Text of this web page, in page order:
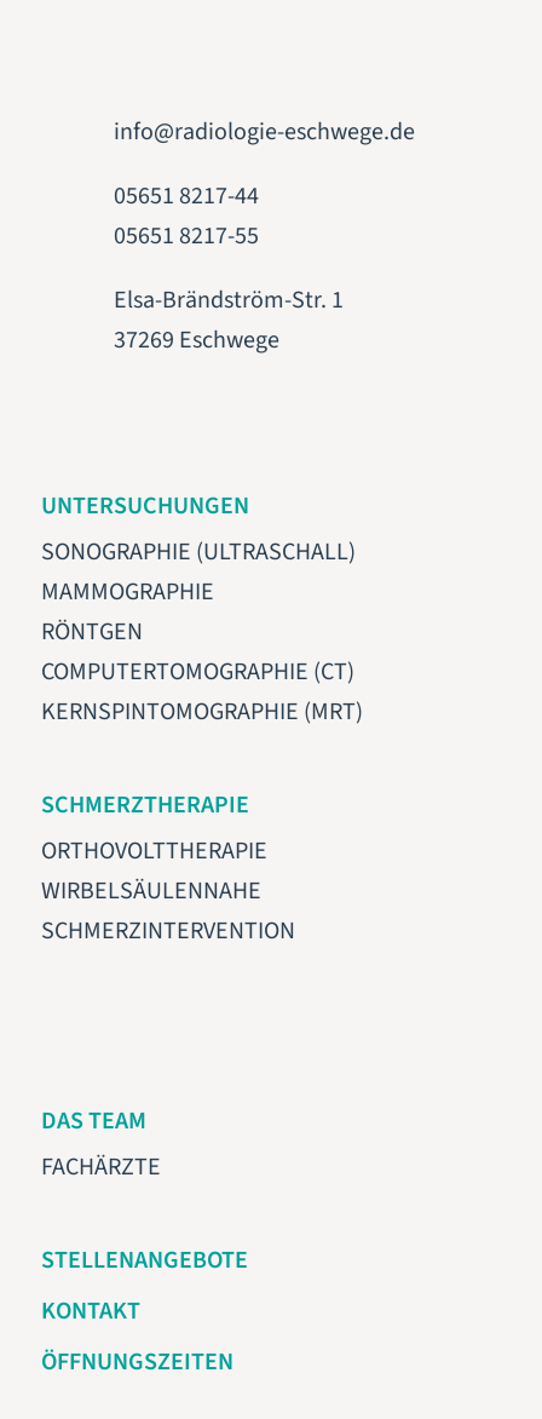
info@radiologie-eschwege.de
05651 8217-44
05651 8217-55
Elsa-Brändström-Str. 1
37269 Eschwege
UNTERSUCHUNGEN
SONOGRAPHIE (ULTRASCHALL)
MAMMOGRAPHIE
RÖNTGEN
COMPUTERTOMOGRAPHIE (CT)
KERNSPINTOMOGRAPHIE (MRT)
SCHMERZTHERAPIE
ORTHOVOLTTHERAPIE
WIRBELSÄULENNAHE
SCHMERZINTERVENTION
DAS TEAM
FACHÄRZTE
STELLENANGEBOTE
KONTAKT
ÖFFNUNGSZEITEN